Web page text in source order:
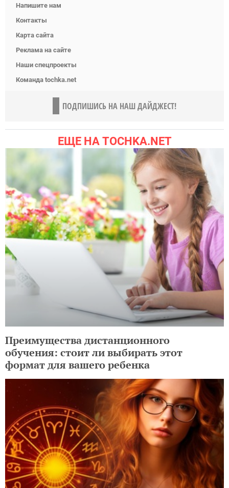
Напишите нам
Контакты
Карта сайта
Реклама на сайте
Наши спецпроекты
Команда tochka.net
ПОДПИШИСЬ НА НАШ ДАЙДЖЕСТ!
ЕЩЕ НА TOCHKA.NET
Преимущества дистанционного
обучения: стоит ли выбирать этот
формат для вашего ребенка